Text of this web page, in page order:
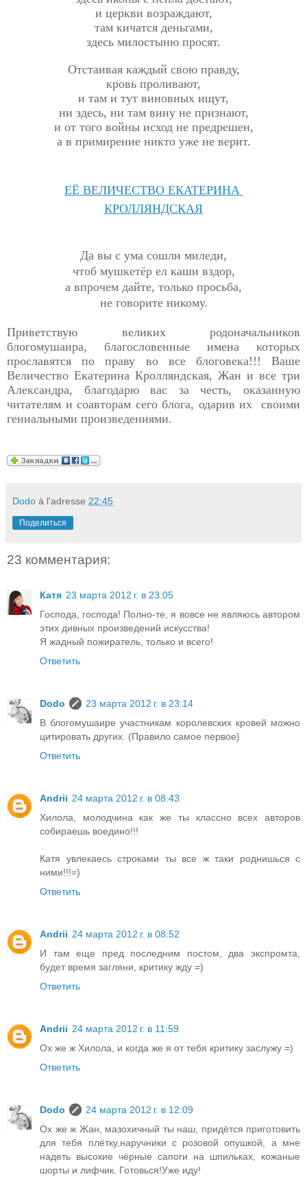
и церкви возраждают,
там кичатся деньгами,
здесь милостыню просят.
Отстаивая каждый свою правду,
кровь проливают,
и там и тут виновных ищут,
ни здесь, ни там вину не признают,
и от того войны исход не предрешен,
а в примирение никто уже не верит.
ЕЁ ВЕЛИЧЕСТВО ЕКАТЕРИНА
КРОЛЛЯНДСКАЯ
Да вы с ума сошли миледи,
чтоб мушкетёр ел каши вздор,
а впрочем дайте, только просьба,
не говорите никому.
Приветствую великих родоначальников
блогомушаира, благословенные имена которых
прославятся по праву во все блоговека!!! Ваше
Величество Екатерина Кролляндская, Жан и все три
Александра, благодарю вас за честь, оказанную
читателям и соавторам сего блога, одарив их своими
гениальными произведениями.
Dodo à l'adresse 22:45
Поделиться
23 комментария:
Катя 23 марта 2012 г. в 23:05
Господа, господа! Полно-те, я вовсе не являюсь автором
этих дивных произведений искусства!
Я жадный пожиратель, только и всего!
Ответить
Dodo
23 марта 2012 г. в 23:14
В блогомушаире участникам королевских кровей можно
цитировать других. (Правило самое первое)
Ответить
Andrii 24 марта 2012 г. в 08:43
Хилола, молодчина как же ты классно всех авторов
собираешь воедино!!!
Катя увлекаесь строками ты все ж таки роднишься с
ними!!!=)
Ответить
Andrii 24 марта 2012 г. в 08:52
И там еще пред последним постом, два экспромта,
будет время загляни, критику жду =)
Ответить
Andrii 24 марта 2012 г. в 11:59
Ох же ж Хилола, и когда же я от тебя критику заслужу =)
Ответить
Dodo
24 марта 2012 г. в 12:09
Ох же ж Жан, мазохичный ты наш, придётся приготовить
для тебя плётку,наручники с розовой опушкой, а мне
надеть высокие чёрные сапоги на шпильках, кожаные
шорты и лифчик. Готовься!Уже иду!